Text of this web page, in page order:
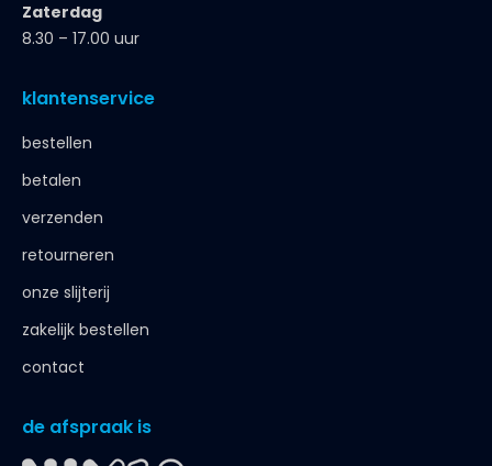
Zaterdag
8.30 – 17.00 uur
klantenservice
bestellen
betalen
verzenden
retourneren
onze slijterij
zakelijk bestellen
contact
de afspraak is